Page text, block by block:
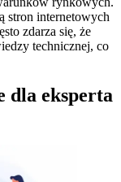
stron internetowych
zdarza się, że
technicznej, co
dla eksperta